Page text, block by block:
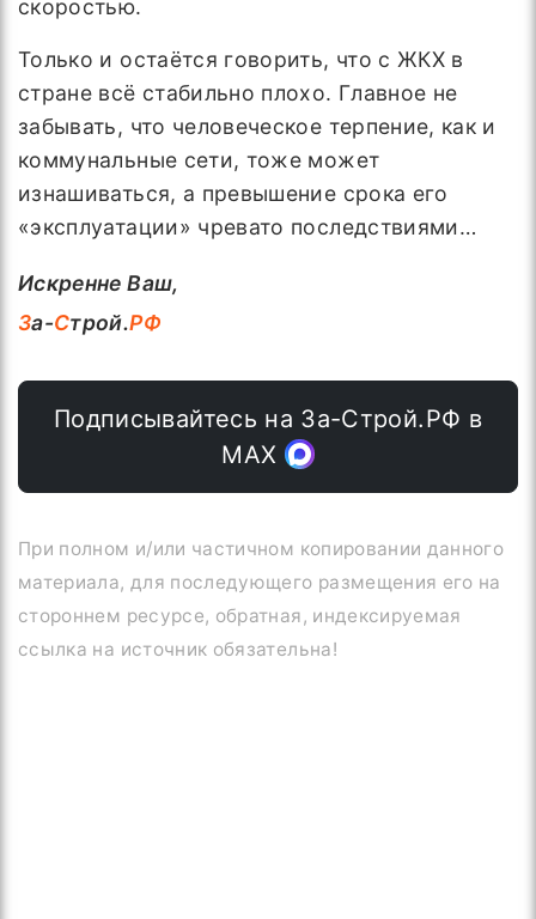
скоростью.
Только и остаётся говорить, что с ЖКХ в
стране всё стабильно плохо. Главное не
забывать, что человеческое терпение, как и
коммунальные сети, тоже может
изнашиваться, а превышение срока его
«эксплуатации» чревато последствиями…
Искренне Ваш,
За-Строй.РФ
Подписывайтесь на За-Строй.РФ в
МАХ
При полном и/или частичном копировании данного
материала, для последующего размещения его на
стороннем ресурсе, обратная, индексируемая
ссылка на источник обязательна!